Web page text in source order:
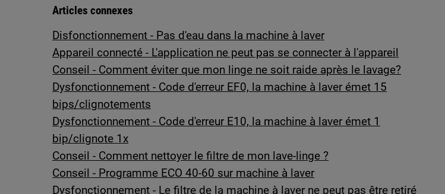
Articles connexes
Disfonctionnement - Pas d'eau dans la machine à laver
Appareil connecté - L'application ne peut pas se connecter à l'appareil
Conseil - Comment éviter que mon linge ne soit raide après le lavage?
Dysfonctionnement - Code d'erreur EF0, la machine à laver émet 15
bips/clignotements
Dysfonctionnement - Code d'erreur E10, la machine à laver émet 1
bip/clignote 1x
Conseil - Comment nettoyer le filtre de mon lave-linge ?
Conseil - Programme ECO 40-60 sur machine à laver
Dysfonctionnement - Le filtre de la machine à laver ne peut pas être retiré